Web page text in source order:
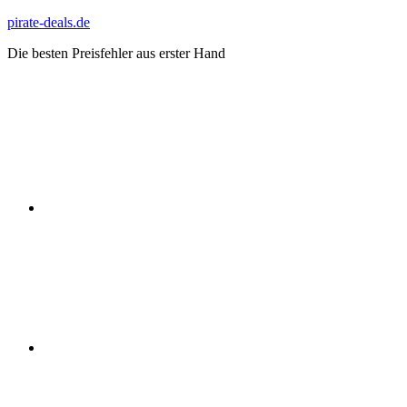
Zum
springen
pirate-deals.de
Die besten Preisfehler aus erster Hand